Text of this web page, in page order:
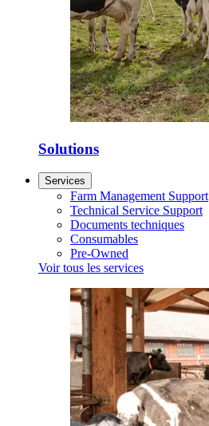
Solutions
Services
Farm Management Support
Technical Service Support
Documents techniques
Consumables
Pre-Owned
Voir tous les services